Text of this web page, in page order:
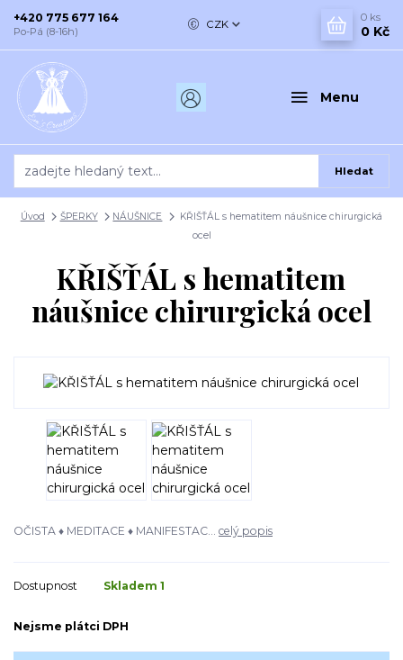
Menu
CZK
Hledat
+420 775 677 164
Po-Pá (8-16h)
0 ks
0 Kč
Úvod ŠPERKY NÁUŠNICE
KŘIŠŤÁL s hematitem náušnice chirurgická
ocel
KŘIŠŤÁL s hematitem
náušnice chirurgická ocel
OČISTA ♦ MEDITACE ♦ MANIFESTAC... celý popis
Dostupnost Skladem 1
Nejsme plátci DPH